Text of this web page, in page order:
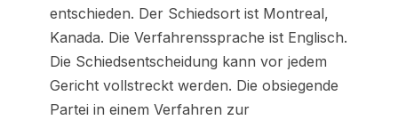
entschieden. Der Schiedsort ist Montreal,
Kanada. Die Verfahrenssprache ist Englisch.
Die Schiedsentscheidung kann vor jedem
Gericht vollstreckt werden. Die obsiegende
Partei in einem Verfahren zur